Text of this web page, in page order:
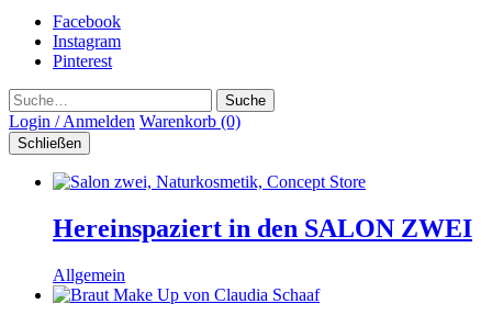
Facebook
Instagram
Pinterest
Suche
Login / Anmelden Warenkorb (0)
Schließen
Hereinspaziert in den SALON ZWEI
Allgemein